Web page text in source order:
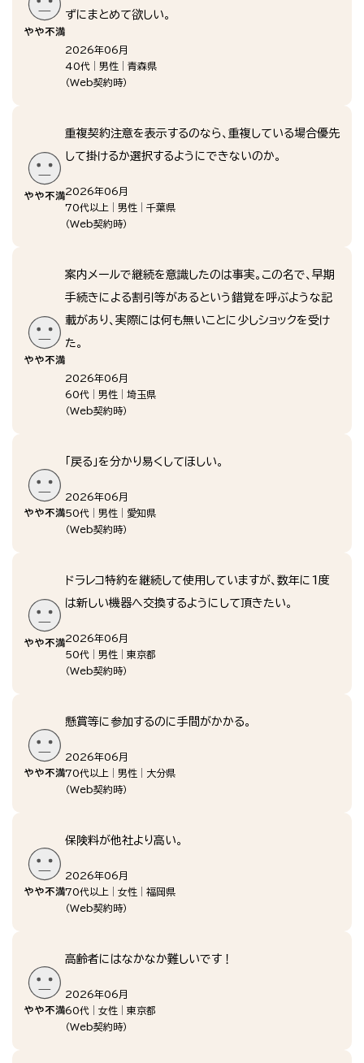
ずにまとめて欲しい。
2026年06月
40代
男性
青森県
（Web契約時）
重複契約注意を表示するのなら、重複している場合優先
して掛けるか選択するようにできないのか。
2026年06月
70代以上
男性
千葉県
（Web契約時）
案内メールで継続を意識したのは事実。この名で、早期
手続きによる割引等があるという錯覚を呼ぶような記
載があり、実際には何も無いことに少しショックを受け
た。
2026年06月
60代
男性
埼玉県
（Web契約時）
「戻る」を分かり易くしてほしい。
2026年06月
50代
男性
愛知県
（Web契約時）
ドラレコ特約を継続して使用していますが、数年に1度
は新しい機器へ交換するようにして頂きたい。
2026年06月
50代
男性
東京都
（Web契約時）
懸賞等に参加するのに手間がかかる。
2026年06月
70代以上
男性
大分県
（Web契約時）
保険料が他社より高い。
2026年06月
70代以上
女性
福岡県
（Web契約時）
高齢者にはなかなか難しいです！
2026年06月
60代
女性
東京都
（Web契約時）